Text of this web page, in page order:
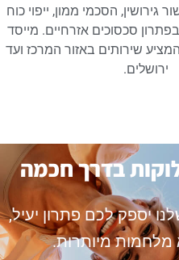
הסכמי ממון, ייפוי כוח
סכסוכים אזרחיים. מייסד
שירותים באזור המרכז ועד
ירושלים.
בדרך חכמה
יספק לכם פתרון יעיל,
מלחמות מיותרות.